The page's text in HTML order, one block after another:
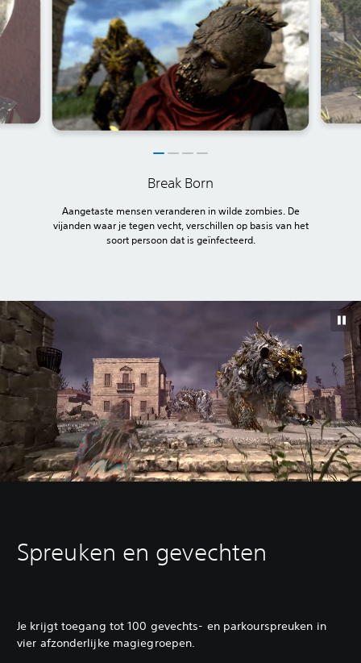
Break Born
Aangetaste mensen veranderen in wilde zombies. De
vijanden waar je tegen vecht, verschillen op basis van het
soort persoon dat is geïnfecteerd.
Spreuken en gevechten
Je krijgt toegang tot 100 gevechts- en parkourspreuken in
vier afzonderlijke magiegroepen.